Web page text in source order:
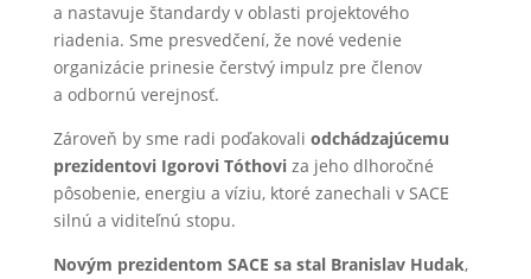
a nastavuje štandardy v oblasti projektového
riadenia. Sme presvedčení, že nové vedenie
organizácie prinesie čerstvý impulz pre členov
a odbornú verejnosť.
Zároveň by sme radi poďakovali odchádzajúcemu
prezidentovi Igorovi Tóthoviza jeho dlhoročné
pôsobenie, energiu a víziu, ktoré zanechali v SACE
silnú a viditeľnú stopu.
Novým prezidentom SACE sa stal Branislav Hudak,